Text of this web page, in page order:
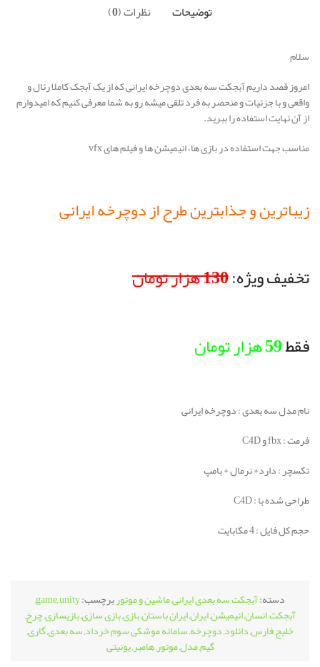
توضیحات نظرات (0)
سلام
امروز قصد داریم آبجکت سه بعدی دوچرخه ایرانی که از یک آبجک کاملا رئال و
واقعی و با جزئیات و منحصر به فرد تلقی میشه رو به شما معرفی کنیم که امیدوارم
از آن نهایت استفاده را ببرید.
مناسب جهت استفاده در بازی ها، انیمیشن ها و فیلم های vfx
زیباترین و جذابترین طرح از دوچرخه ایرانی
تخفیف ویژه:130 هزار تومان
فقط59 هزار تومان
نام مدل سه بعدی : دوچرخه ایرانی
فرمت : fbx و C4D
تکسچر : دارد+ نرمال + بامپ
طراحی شده با : C4D
حجم کل فایل : 4 مگابایت
دسته:آبجکت سه بعدی ایرانی,ماشین و موتوربرچسب: game,unity
,
آبجکت,انسان,انیمیشن,ایران,ایران باستان,بازی,بازی سازی,بازیسازی,چرخ,
خلیج فارس,دانلود,دوچرخه,سامانه موشکی سوم خرداد,سه بعدی,گاری,
گیم,مدل,موتور,هامبر,یونیتی